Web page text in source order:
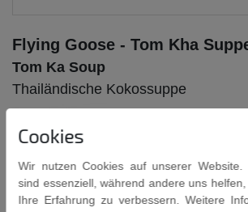
Flying Goose - Tom Kha
Tom Ka Soup
Thailändische Kokossuppe
Zutaten: Kokosmilch 58%, Wasser, Pilze,
Cookies
Wir nutzen Cookies auf unserer Website.
sind essenziell, während andere uns
Ihre Erfahrung zu verbessern. Weitere